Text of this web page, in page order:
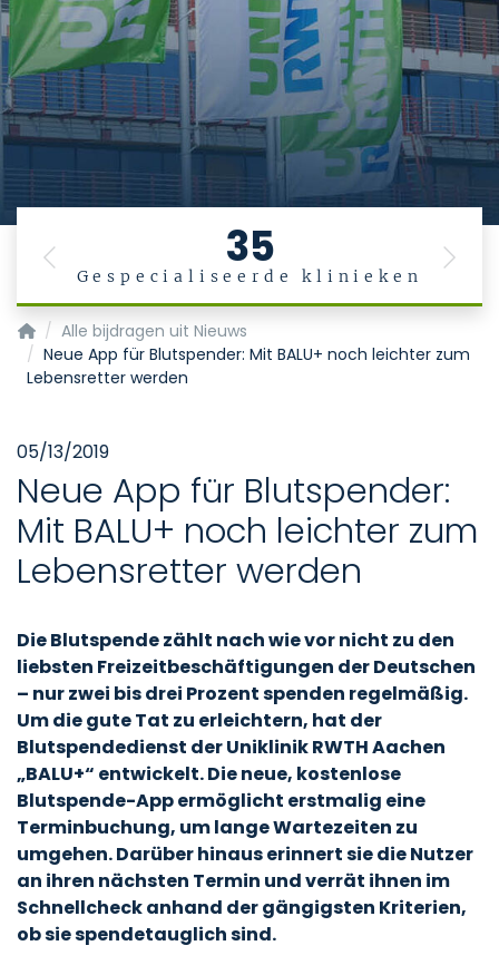
35
Gespecialiseerde klinieken
Previous Next
Startpagina
Alle bijdragen uit Nieuws
Neue App für Blutspender: Mit BALU+ noch leichter zum
Lebensretter werden
05/13/2019
Neue App für Blutspender:
Mit BALU+ noch leichter zum
Lebensretter werden
Die Blutspende zählt nach wie vor nicht zu den
liebsten Freizeitbeschäftigungen der Deutschen
– nur zwei bis drei Prozent spenden regelmäßig.
Um die gute Tat zu erleichtern, hat der
Blutspendedienst der Uniklinik RWTH Aachen
„BALU+“ entwickelt. Die neue, kostenlose
Blutspende-App ermöglicht erstmalig eine
Terminbuchung, um lange Wartezeiten zu
umgehen. Darüber hinaus erinnert sie die Nutzer
an ihren nächsten Termin und verrät ihnen im
Schnellcheck anhand der gängigsten Kriterien,
ob sie spendetauglich sind.